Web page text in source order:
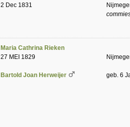
2 Dec 1831
Maria Cathrina Rieken
27 MEI 1829
Bartold Joan Herweijer
geb. 6